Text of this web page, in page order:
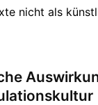
nicht als